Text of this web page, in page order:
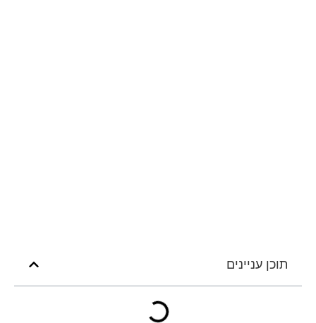
תוכן עניינים